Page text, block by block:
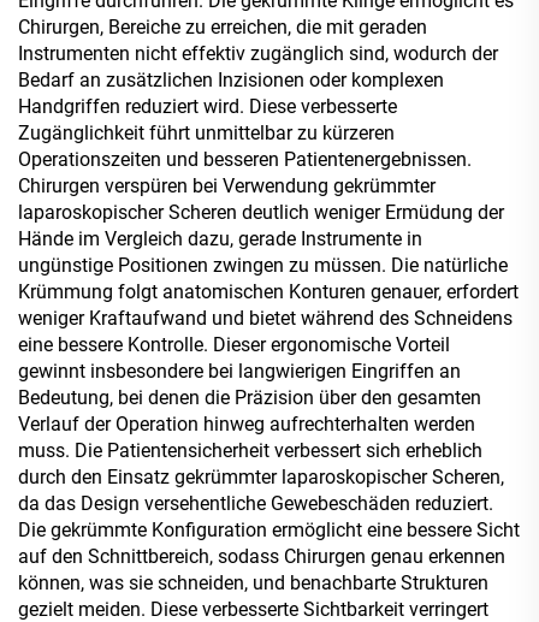
Chirurgen, Bereiche zu erreichen, die mit geraden
Instrumenten nicht effektiv zugänglich sind, wodurch der
Bedarf an zusätzlichen Inzisionen oder komplexen
Handgriffen reduziert wird. Diese verbesserte
Zugänglichkeit führt unmittelbar zu kürzeren
Operationszeiten und besseren Patientenergebnissen.
Chirurgen verspüren bei Verwendung gekrümmter
laparoskopischer Scheren deutlich weniger Ermüdung der
Hände im Vergleich dazu, gerade Instrumente in
ungünstige Positionen zwingen zu müssen. Die natürliche
Krümmung folgt anatomischen Konturen genauer, erfordert
weniger Kraftaufwand und bietet während des Schneidens
eine bessere Kontrolle. Dieser ergonomische Vorteil
gewinnt insbesondere bei langwierigen Eingriffen an
Bedeutung, bei denen die Präzision über den gesamten
Verlauf der Operation hinweg aufrechterhalten werden
muss. Die Patientensicherheit verbessert sich erheblich
durch den Einsatz gekrümmter laparoskopischer Scheren,
da das Design versehentliche Gewebeschäden reduziert.
Die gekrümmte Konfiguration ermöglicht eine bessere Sicht
auf den Schnittbereich, sodass Chirurgen genau erkennen
können, was sie schneiden, und benachbarte Strukturen
gezielt meiden. Diese verbesserte Sichtbarkeit verringert